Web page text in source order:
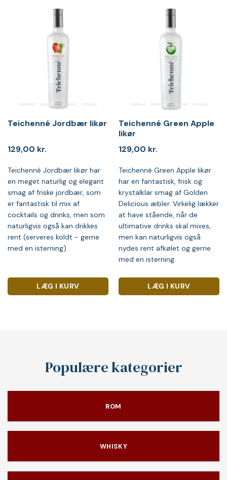
Teichenné Jordbær likør
129,00 kr.
Teichenné Jordbær likør har
en meget naturlig og elegant
smag af friske jordbær, som
er fantastisk til mix af
cocktails og drinks, men som
naturligvis også kan drikkes
rent (serveres koldt - gerne
med en isterning).
LÆG I KURV
Teichenné Green Apple
likør
129,00 kr.
Teichenné Green Apple likør
har en fantastisk, frisk og
krystalklar smag af Golden
Delicious æbler. Virkelig lækker
at have stående, når de
ultimative drinks skal mixes,
men kan naturligvis også
nydes rent afkølet og gerne
med en isterning.
LÆG I KURV
Populære kategorier
ROM
WHISKY